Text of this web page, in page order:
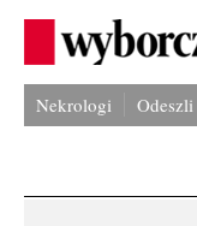
Nekrologi Odeszli